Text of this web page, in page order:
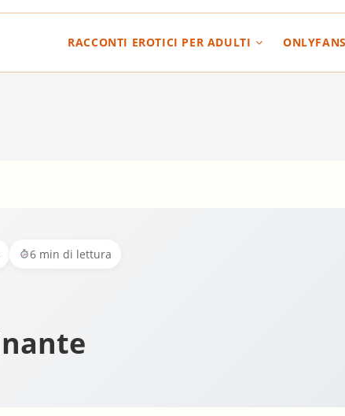
RACCONTI EROTICI PER ADULTI
6 min di lettura